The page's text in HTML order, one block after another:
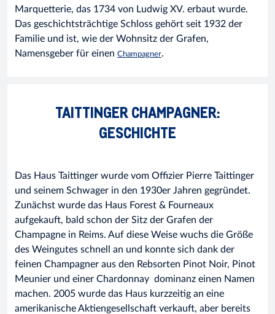
Marquetterie, das 1734 von Ludwig XV. erbaut wurde.
Das geschichtsträchtige Schloss gehört seit 1932 der
Familie und ist, wie der Wohnsitz der Grafen,
Namensgeber für einen Champagner.
TAITTINGER CHAMPAGNER:
GESCHICHTE
Das Haus Taittinger wurde vom Offizier Pierre Taittinger
und seinem Schwager in den 1930er Jahren gegründet.
Zunächst wurde das Haus Forest & Fourneaux
aufgekauft, bald schon der Sitz der Grafen der
Champagne in Reims. Auf diese Weise wuchs die Größe
des Weingutes schnell an und konnte sich dank der
feinen Champagner aus den Rebsorten Pinot Noir, Pinot
Meunier und einer Chardonnay dominanz einen Namen
machen. 2005 wurde das Haus kurzzeitig an eine
amerikanische Aktiengesellschaft verkauft, aber bereits